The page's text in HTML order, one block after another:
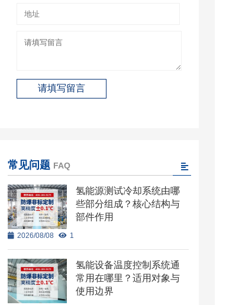
常见问题 FAQ
氢能源测试冷却系统由哪
些部分组成？核心结构与
部件作用
2026/08/08 1
氢能设备温度控制系统通
常用在哪里？适用对象与
使用边界